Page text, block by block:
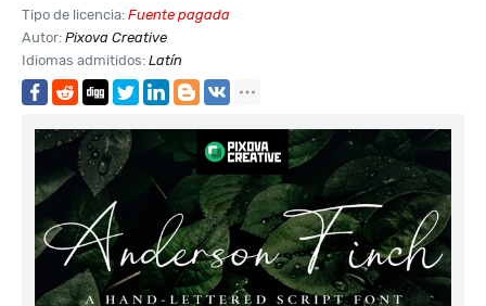
Tipo de licencia: Fuente pagada
Autor: Pixova Creative
Idiomas admitidos: Latín